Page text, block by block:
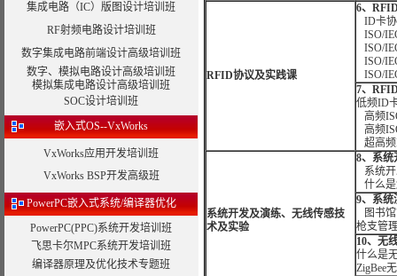
集成电路（IC）版图设计培训班
RF射频电路设计培训班
数字集成电路前端设计高级培训班
数字、模拟电路设计高级培训班
模拟集成电路设计高级培训班
SOC设计培训班
嵌入式OS--VxWorks
VxWorks应用开发培训班
VxWorks BSP开发高级班
PowerPC嵌入式系统/编译器优化
PowerPC(PPC)系统开发培训班
飞思卡尔MPC系统开发培训班
编译器原理及优化技术专题班
RFID协议及实践课
6、
ID卡
ISO/
ISO/
ISO/
ISO/
7、
低频ID
高频
高频
超高频
系统开发及演练、无线传感技
术及实验
8、系统
系统
什么
9、系统
图书
枪支管
10、无
什么是
ZigBee